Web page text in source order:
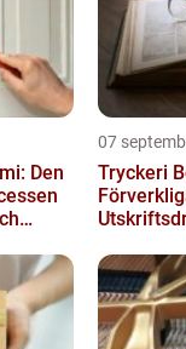
Den
07
Tryckeri